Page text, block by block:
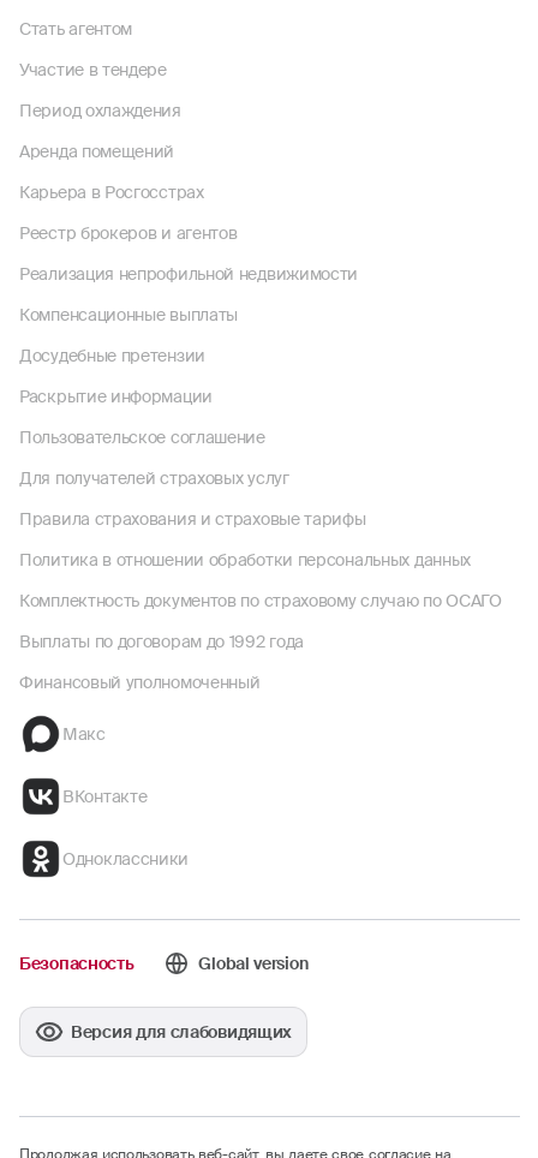
Стать агентом
Участие в тендере
Период охлаждения
Аренда помещений
Карьера в Росгосстрах
Реестр брокеров и агентов
Реализация непрофильной недвижимости
Компенсационные выплаты
Досудебные претензии
Раскрытие информации
Пользовательское соглашение
Для получателей страховых услуг
Правила страхования и страховые тарифы
Политика в отношении обработки персональных данных
Комплектность документов по страховому случаю по ОСАГО
Выплаты по договорам до 1992 года
Финансовый уполномоченный
Макс
ВКонтакте
Одноклассники
Безопасность Global version
Версия для слабовидящих